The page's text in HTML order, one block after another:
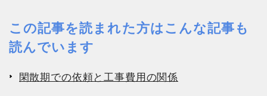
この記事を読まれた方はこんな記事も
読んでいます
閑散期での依頼と工事費用の関係